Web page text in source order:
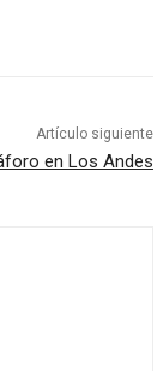
Artículo siguiente
en Los Andes